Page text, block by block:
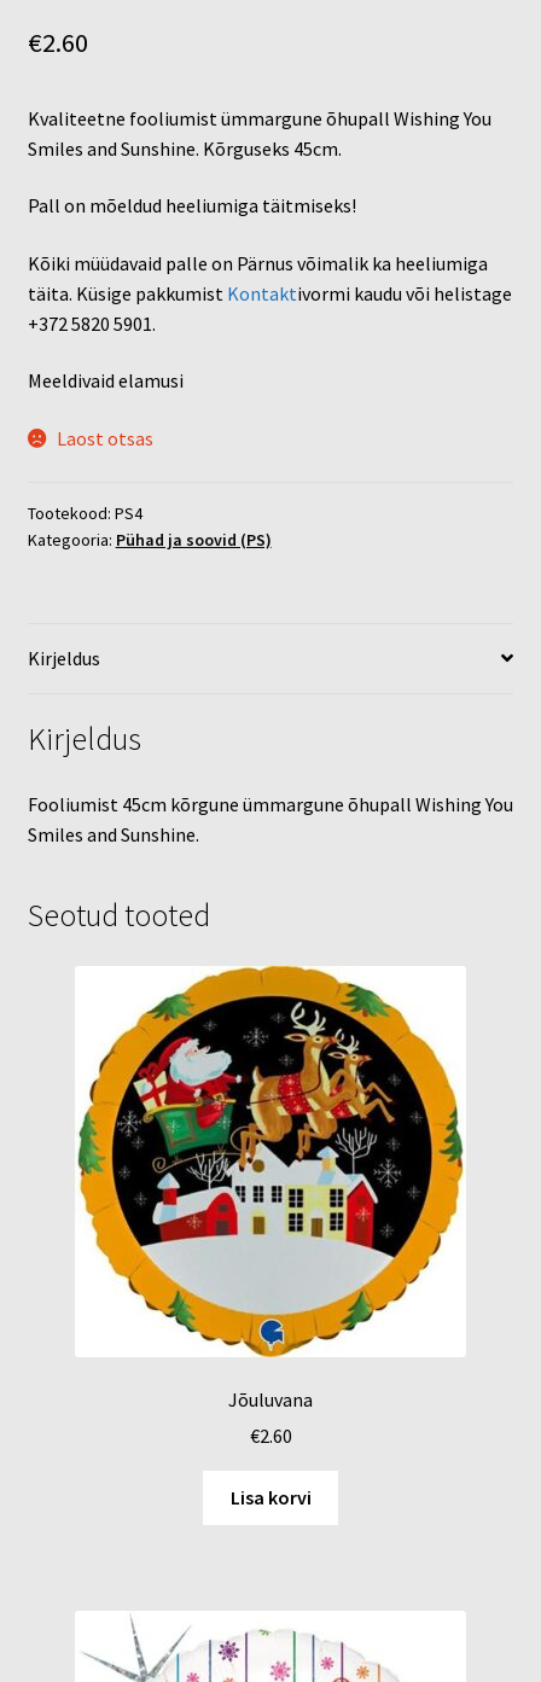
€2.60
Kvaliteetne fooliumist ümmargune õhupall Wishing You
Smiles and Sunshine. Kõrguseks 45cm.
Pall on mõeldud heeliumiga täitmiseks!
Kõiki müüdavaid palle on Pärnus võimalik ka heeliumiga
täita. Küsige pakkumist Kontaktivormi kaudu või helistage
+372 5820 5901.
Meeldivaid elamusi
Laost otsas
Tootekood: PS4
Kategooria: Pühad ja soovid (PS)
Kirjeldus
Kirjeldus
Fooliumist 45cm kõrgune ümmargune õhupall Wishing You
Smiles and Sunshine.
Seotud tooted
Jõuluvana
€2.60
Lisa korvi